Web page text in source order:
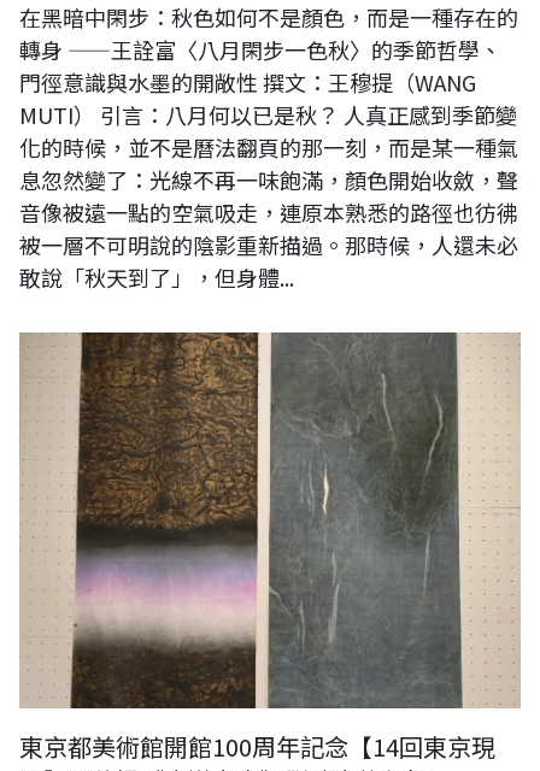
在黑暗中閑步：秋色如何不是顏色，而是一種存在的
轉身 ——王詮富〈八月閑步一色秋〉的季節哲學、
門徑意識與水墨的開敞性 撰文：王穆提（WANG
MUTI） 引言：八月何以已是秋？ 人真正感到季節變
化的時候，並不是曆法翻頁的那一刻，而是某一種氣
息忽然變了：光線不再一味飽滿，顏色開始收斂，聲
音像被遠一點的空氣吸走，連原本熟悉的路徑也彷彿
被一層不可明說的陰影重新描過。那時候，人還未必
敢說「秋天到了」，但身體...
東京都美術館開館100周年記念【14回東京現